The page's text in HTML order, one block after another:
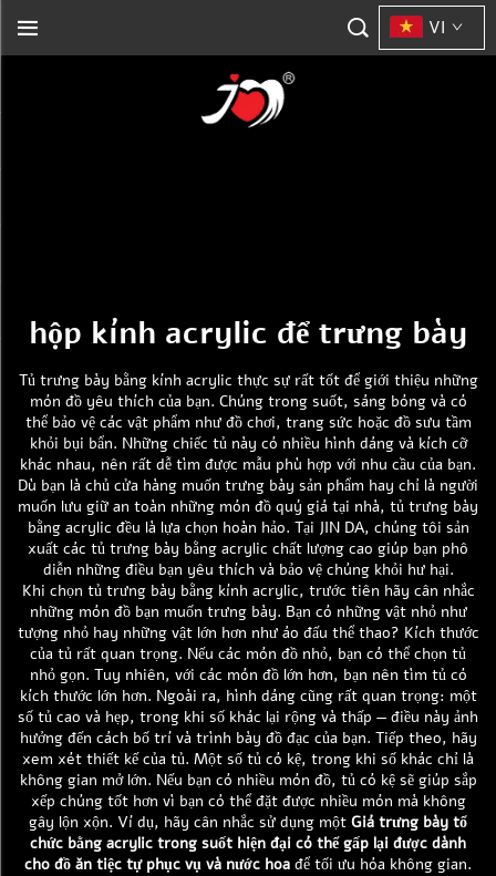
VI
hộp kính acrylic để trưng bày
Tủ trưng bày bằng kính acrylic thực sự rất tốt để giới thiệu những
món đồ yêu thích của bạn. Chúng trong suốt, sáng bóng và có
thể bảo vệ các vật phẩm như đồ chơi, trang sức hoặc đồ sưu tầm
khỏi bụi bẩn. Những chiếc tủ này có nhiều hình dáng và kích cỡ
khác nhau, nên rất dễ tìm được mẫu phù hợp với nhu cầu của bạn.
Dù bạn là chủ cửa hàng muốn trưng bày sản phẩm hay chỉ là người
muốn lưu giữ an toàn những món đồ quý giá tại nhà, tủ trưng bày
bằng acrylic đều là lựa chọn hoàn hảo. Tại JIN DA, chúng tôi sản
xuất các tủ trưng bày bằng acrylic chất lượng cao giúp bạn phô
diễn những điều bạn yêu thích và bảo vệ chúng khỏi hư hại.
Khi chọn tủ trưng bày bằng kính acrylic, trước tiên hãy cân nhắc
những món đồ bạn muốn trưng bày. Bạn có những vật nhỏ như
tượng nhỏ hay những vật lớn hơn như áo đấu thể thao? Kích thước
của tủ rất quan trọng. Nếu các món đồ nhỏ, bạn có thể chọn tủ
nhỏ gọn. Tuy nhiên, với các món đồ lớn hơn, bạn nên tìm tủ có
kích thước lớn hơn. Ngoài ra, hình dáng cũng rất quan trọng: một
số tủ cao và hẹp, trong khi số khác lại rộng và thấp — điều này ảnh
hưởng đến cách bố trí và trình bày đồ đạc của bạn. Tiếp theo, hãy
xem xét thiết kế của tủ. Một số tủ có kệ, trong khi số khác chỉ là
không gian mở lớn. Nếu bạn có nhiều món đồ, tủ có kệ sẽ giúp sắp
xếp chúng tốt hơn vì bạn có thể đặt được nhiều món mà không
gây lộn xộn. Ví dụ, hãy cân nhắc sử dụng một Giá trưng bày tổ
chức bằng acrylic trong suốt hiện đại có thể gấp lại được dành
cho đồ ăn tiệc tự phục vụ và nước hoa để tối ưu hóa không gian.